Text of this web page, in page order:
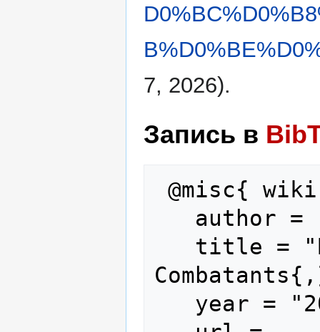
7, 2026).
Запись в